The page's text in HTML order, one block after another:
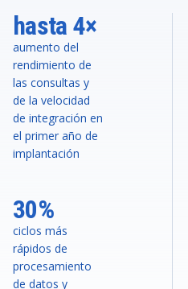
30%
ciclos más
rápidos de
procesamiento
de datos y
hasta 4×
aumento del
rendimiento de
las consultas y
de la velocidad
de integración en
el primer año de
implantación